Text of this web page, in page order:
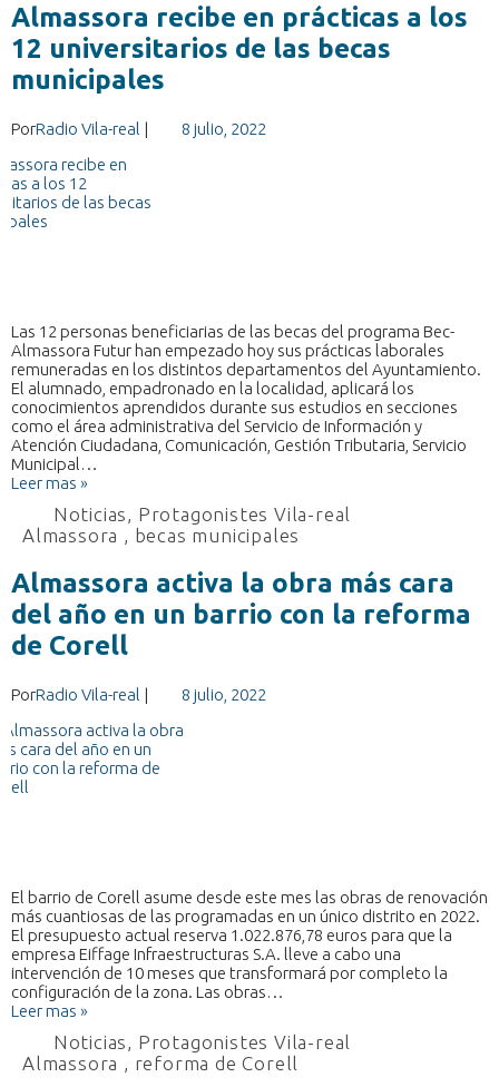
Almassora recibe en prácticas a los
12 universitarios de las becas
municipales
PorRadio Vila-real | 8 julio, 2022
Las 12 personas beneficiarias de las becas del programa Bec-
Almassora Futur han empezado hoy sus prácticas laborales
remuneradas en los distintos departamentos del Ayuntamiento.
El alumnado, empadronado en la localidad, aplicará los
conocimientos aprendidos durante sus estudios en secciones
como el área administrativa del Servicio de Información y
Atención Ciudadana, Comunicación, Gestión Tributaria, Servicio
Municipal…
Leer mas »
Noticias
Protagonistes Vila-real
Almassora
becas municipales
Almassora activa la obra más cara
del año en un barrio con la reforma
de Corell
PorRadio Vila-real | 8 julio, 2022
El barrio de Corell asume desde este mes las obras de renovación
más cuantiosas de las programadas en un único distrito en 2022.
El presupuesto actual reserva 1.022.876,78 euros para que la
empresa Eiffage Infraestructuras S.A. lleve a cabo una
intervención de 10 meses que transformará por completo la
configuración de la zona. Las obras…
Leer mas »
Noticias
Protagonistes Vila-real
Almassora
reforma de Corell